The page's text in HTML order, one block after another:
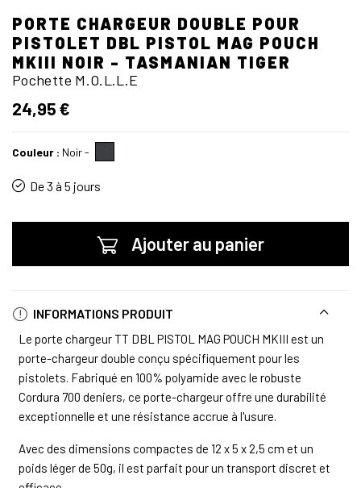
PORTE CHARGEUR DOUBLE POUR
PISTOLET DBL PISTOL MAG POUCH
MKIII NOIR - TASMANIAN TIGER
Pochette M.O.L.L.E
24,95 €
Couleur : Noir-
De 3 à 5 jours
Ajouter au panier
INFORMATIONS PRODUIT
Le porte chargeur TT DBL PISTOL MAG POUCH MKIII est un
porte-chargeur double conçu spécifiquement pour les
pistolets. Fabriqué en 100% polyamide avec le robuste
Cordura 700 deniers, ce porte-chargeur offre une durabilité
exceptionnelle et une résistance accrue à l'usure.
Avec des dimensions compactes de 12 x 5 x 2,5 cm et un
poids léger de 50g, il est parfait pour un transport discret et